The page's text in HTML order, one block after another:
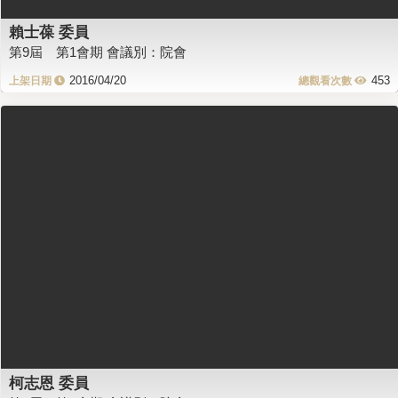
賴士葆 委員
第9屆 第1會期 會議別：院會
2016/04/20 453
柯志恩 委員